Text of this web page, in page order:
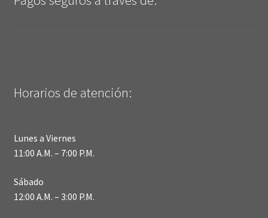
Horarios de atención:
Lunes a Viernes
11:00 A.M. – 7:00 P.M.
Sábado
12:00 A.M. – 3:00 P.M.